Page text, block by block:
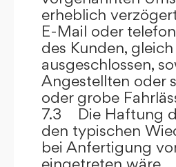
erheblich
E-Mail oder
des Kunden,
ausgeschlossen,
Angestellten oder
oder grobe
7.3 Die Haftung
den typischen
bei Anfertigung
eingetreten wäre.